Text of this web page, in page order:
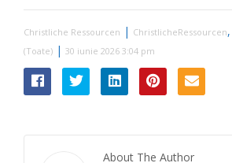
Christliche Ressourcen | ChristlicheRessourcen,
(Toate) | 30 iunie 2026 3:04 pm
About The Author